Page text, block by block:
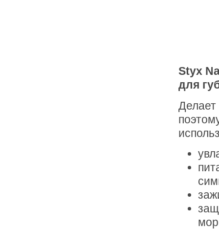
Styx
для